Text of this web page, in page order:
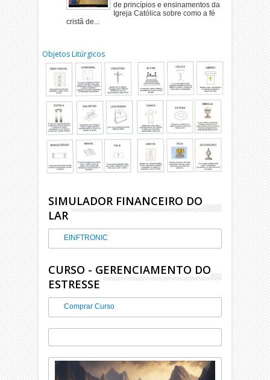
de princípios e ensinamentos da
Igreja Católica sobre como a fé
cristã de...
Objetos Litúrgicos
SIMULADOR FINANCEIRO DO
LAR
EINFTRONIC
CURSO - GERENCIAMENTO DO
ESTRESSE
Comprar Curso